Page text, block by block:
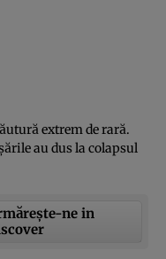
extrem de rară.
au dus la colapsul
ne in